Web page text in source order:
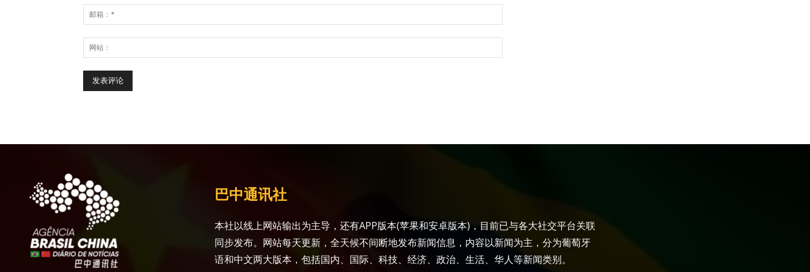
巴中通讯社
本社以线上网站输出为主导，还有APP版本(苹果和安卓版本)，目前已与各大社交平台关联
同步发布。网站每天更新，全天候不间断地发布新闻信息，内容以新闻为主，分为葡萄牙
语和中文两大版本，包括国内、国际、科技、经济、政治、生活、华人等新闻类别。